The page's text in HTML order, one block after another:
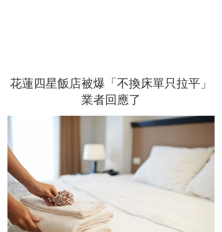
花蓮四星飯店被爆「不換床單只拉平」
業者回應了